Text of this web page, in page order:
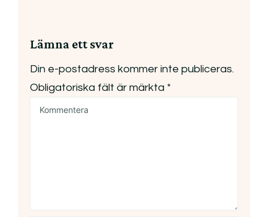
Lämna ett svar
Din e-postadress kommer inte publiceras.
Obligatoriska fält är märkta *